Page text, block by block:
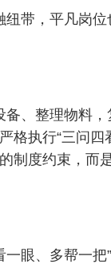
带，平凡岗
、整理物料
执行“三问四
制度约束，而
眼、多帮一